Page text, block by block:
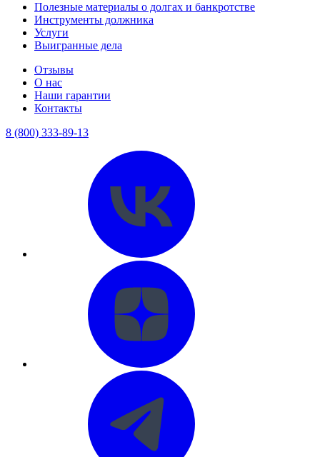
Полезные материалы о долгах и банкротстве
Инструменты должника
Услуги
Выигранные дела
Отзывы
О нас
Наши гарантии
Контакты
8 (800) 333-89-13